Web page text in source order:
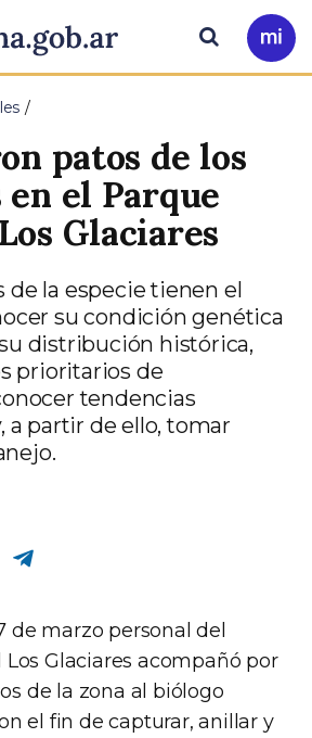
principal
Ir
a
Buscar
patos de los
el Parque
Glaciares
de la especie tienen el
su condición genética
distribución histórica,
prioritarios de
tendencias
a partir de ello, tomar
de marzo personal del
Glaciares acompañó por
de la zona al biólogo
el fin de capturar, anillar y